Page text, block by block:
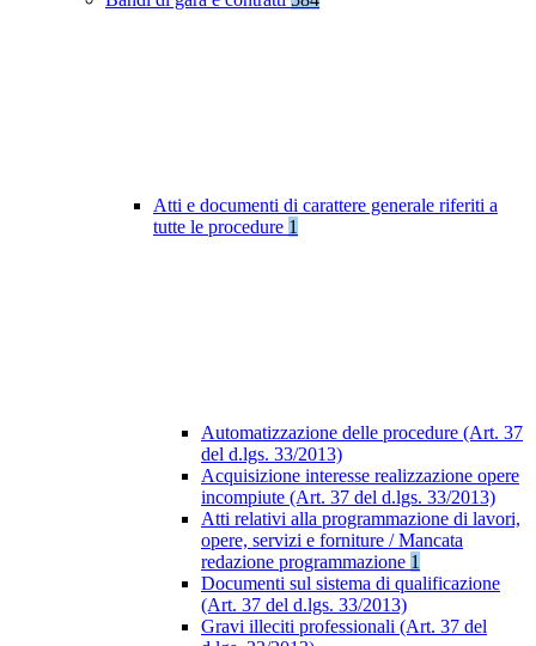
Atti e documenti di carattere generale riferiti a
tutte le procedure 1
Automatizzazione delle procedure (Art. 37
del d.lgs. 33/2013)
Acquisizione interesse realizzazione opere
incompiute (Art. 37 del d.lgs. 33/2013)
Atti relativi alla programmazione di lavori,
opere, servizi e forniture / Mancata
redazione programmazione 1
Documenti sul sistema di qualificazione
(Art. 37 del d.lgs. 33/2013)
Gravi illeciti professionali (Art. 37 del